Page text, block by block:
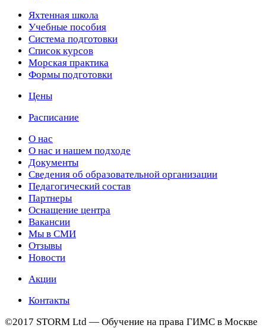
Яхтенная школа
Учебные пособия
Cистема подготовки
Список курсов
Морская практика
Формы подготовки
Цены
Расписание
О нас
О нас и нашем подходе
Документы
Сведения об образовательной организации
Педагогический состав
Партнеры
Оснащение центра
Вакансии
Мы в СМИ
Отзывы
Новости
Акции
Контакты
©2017 STORM Ltd — Обучение на права ГИМС в Москве